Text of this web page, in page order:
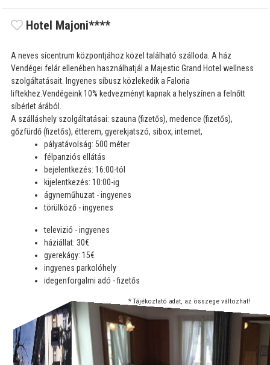
Hotel Majoni****
A neves sícentrum központjához közel található szálloda. A ház
Vendégei felár ellenében használhatjál a Majestic Grand Hotel wellness
szolgáltatásait. Ingyenes síbusz közlekedik a Faloria
liftekhez.Vendégeink 10% kedvezményt kapnak a helyszínen a felnőtt
síbérlet árából.
A szálláshely szolgáltatásai: szauna (fizetős), medence (fizetős),
gőzfürdő (fizetős), étterem, gyerekjatszó, sibox, internet,
pályatávolság: 500 méter
félpanziós ellátás
bejelentkezés: 16:00-tól
kijelentkezés: 10:00-ig
ágyneműhuzat - ingyenes
törülköző - ingyenes
televizió - ingyenes
háziállat: 30€
gyerekágy: 15€
ingyenes parkolóhely
idegenforgalmi adó - fizetős
* Tájékoztató adat, az összege változhat!